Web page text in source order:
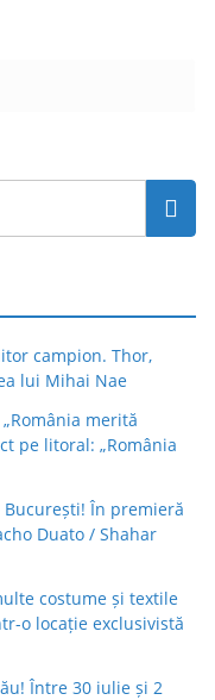
campion. Thor,
lui Mihai Nae
merită
pe litoral: „România
București! În premieră
Duato / Shahar
costume și textile
o locație exclusivistă
Între 30 iulie și 2